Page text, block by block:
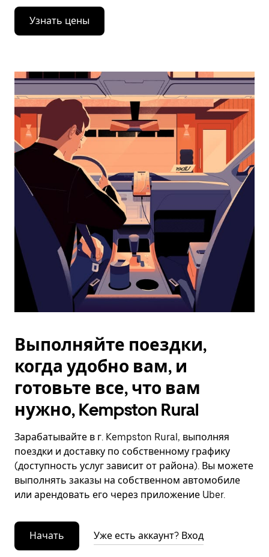
Нажмите
стрелку
вниз,
календарю
выбрать
дату.
Чтобы
закрыть
календарь,
нажмите
Esc.
Узнать цены
Выполняйте поездки,
когда удобно вам, и
готовьте все, что вам
нужно, Kempston Rural
Зарабатывайте в г. Kempston Rural, выполняя
поездки и доставку по собственному графику
(доступность услуг зависит от района). Вы можете
выполнять заказы на собственном автомобиле
или арендовать его через приложение Uber.
Начать Уже есть аккаунт? Вход